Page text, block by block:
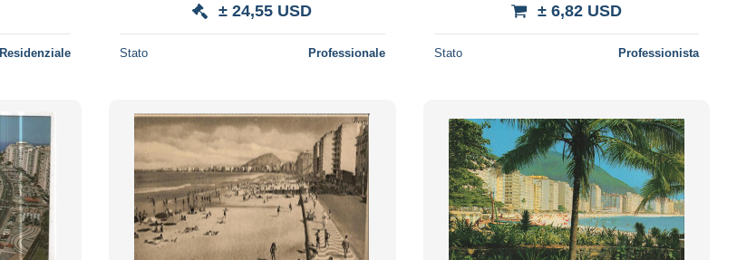
Residenziale
± 24,55 USD
Stato Professionale
± 6,82 USD
Stato Professionista